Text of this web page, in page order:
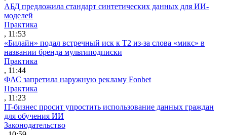
АБД предложила стандарт синтетических данных для ИИ-
моделей
Практика
, 11:53
«Билайн» подал встречный иск к Т2 из-за слова «микс» в
названии бренда мультиподписки
Практика
, 11:44
ФАС запретила наружную рекламу Fonbet
Практика
, 11:23
IT-бизнес просит упростить использование данных граждан
для обучения ИИ
Законодательство